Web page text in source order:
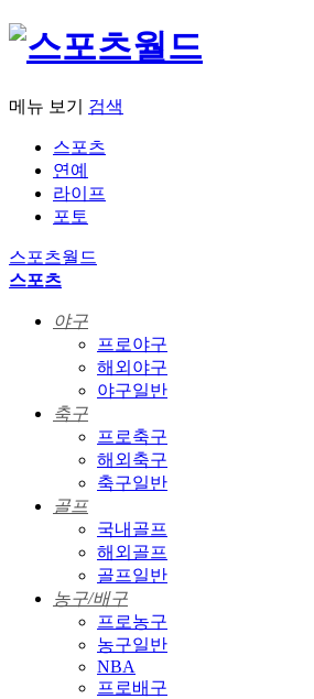
메뉴 보기 검색
스포츠
연예
라이프
포토
스포츠월드
스포츠
야구
프로야구
해외야구
야구일반
축구
프로축구
해외축구
축구일반
골프
국내골프
해외골프
골프일반
농구/배구
프로농구
농구일반
NBA
프로배구